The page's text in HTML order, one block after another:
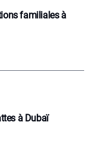
familiales à
à Dubaï